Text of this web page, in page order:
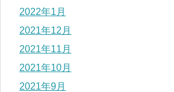
2022年1月
2021年12月
2021年11月
2021年10月
2021年9月